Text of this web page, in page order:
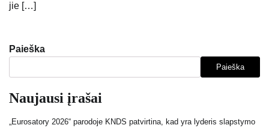
jie […]
Paieška
Paieška
Naujausi įrašai
„Eurosatory 2026“ parodoje KNDS patvirtina, kad yra lyderis slapstymo